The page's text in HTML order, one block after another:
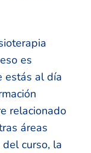
es
estás al día
relacionado
áreas
curso, la